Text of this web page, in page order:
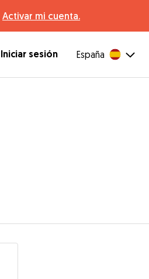
Activar mi cuenta.
Iniciar sesión España